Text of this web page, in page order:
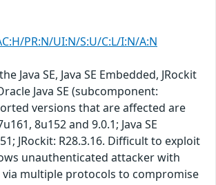
PR:N/UI:N/S:U/C:L/I:N/A:N
Java SE, Java SE Embedded, JRockit
Java SE (subcomponent:
versions that are affected are
8u152 and 9.0.1; Java SE
JRockit: R28.3.16. Difficult to exploit
unauthenticated attacker with
via multiple protocols to compromise